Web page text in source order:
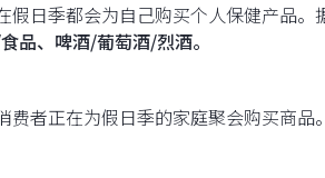
假日季都会为自己购买个人保健产品。
品、啤酒/葡萄酒/烈酒。
费者正在为假日季的家庭聚会购买商品